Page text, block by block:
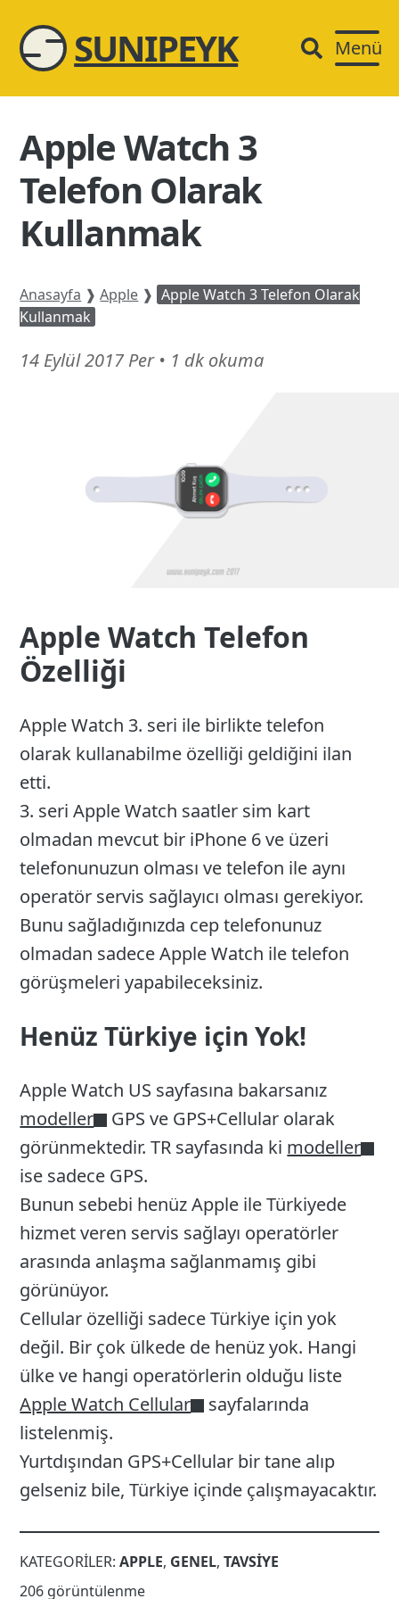
SUNIPEYK Menü
Apple Watch 3
Telefon Olarak
Kullanmak
Anasayfa ❱ Apple ❱ Apple Watch 3 Telefon Olarak
Kullanmak
14 Eylül 2017 Per 16
• 1 dk okuma
Apple Watch Telefon
Özelliği
Apple Watch 3. seri ile birlikte telefon
olarak kullanabilme özelliği geldiğini ilan
etti.
3. seri Apple Watch saatler sim kart
olmadan mevcut bir iPhone 6 ve üzeri
telefonunuzun olması ve telefon ile aynı
operatör servis sağlayıcı olması gerekiyor.
Bunu sağladığınızda cep telefonunuz
olmadan sadece Apple Watch ile telefon
görüşmeleri yapabileceksiniz.
Henüz Türkiye için Yok!
Apple Watch US sayfasına bakarsanız
modeller
GPS ve GPS+Cellular olarak
görünmektedir. TR sayfasında ki modeller
ise sadece GPS.
Bunun sebebi henüz Apple ile Türkiyede
hizmet veren servis sağlayı operatörler
arasında anlaşma sağlanmamış gibi
görünüyor.
Cellular özelliği sadece Türkiye için yok
değil. Bir çok ülkede de henüz yok. Hangi
ülke ve hangi operatörlerin olduğu liste
Apple Watch Cellular
sayfalarında
listelenmiş.
Yurtdışından GPS+Cellular bir tane alıp
gelseniz bile, Türkiye içinde çalışmayacaktır.
KATEGORILER:APPLE, GENEL,TAVSIYE
206 görüntülenme